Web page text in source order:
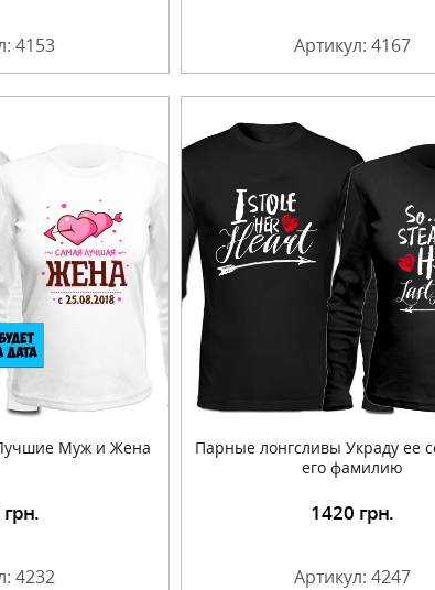
4153 Артикул: 4167
Муж и Жена
грн.
4232
Парные лонгсливы Украду ее
его фамилию
1420 грн.
Артикул: 4247
Подробнее